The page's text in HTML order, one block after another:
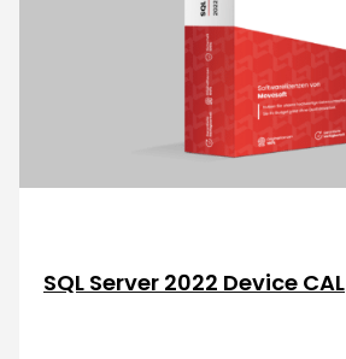
SQL Server 2022 Device CAL